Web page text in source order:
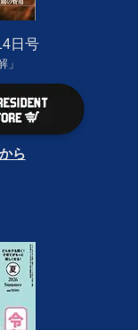
日号
」
ら